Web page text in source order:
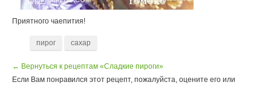
Приятного чаепития!
пирог сахар
← Вернуться к рецептам «Сладкие пироги»
Если Вам понравился этот рецепт, пожалуйста, оцените его или